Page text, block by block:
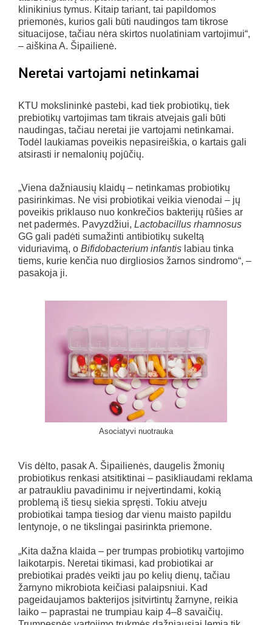
klinikinius tymus. Kitaip tariant, tai papildomos
priemonės, kurios gali būti naudingos tam tikrose
situacijose, tačiau nėra skirtos nuolatiniam vartojimui“,
– aiškina A. Šipailienė.
Neretai vartojami netinkamai
KTU mokslininkė pastebi, kad tiek probiotikų, tiek
prebiotikų vartojimas tam tikrais atvejais gali būti
naudingas, tačiau neretai jie vartojami netinkamai.
Todėl laukiamas poveikis nepasireiškia, o kartais gali
atsirasti ir nemalonių pojūčių.
„Viena dažniausių klaidų – netinkamas probiotikų
pasirinkimas. Ne visi probiotikai veikia vienodai – jų
poveikis priklauso nuo konkrečios bakterijų rūšies ar
net padermės. Pavyzdžiui, Lactobacillus rhamnosus
GG gali padėti sumažinti antibiotikų sukeltą
viduriavimą, o Bifidobacterium infantis labiau tinka
tiems, kurie kenčia nuo dirgliosios žarnos sindromo“, –
pasakoja ji.
Asociatyvi nuotrauka
Vis dėlto, pasak A. Šipailienės, daugelis žmonių
probiotikus renkasi atsitiktinai – pasikliaudami reklama
ar patraukliu pavadinimu ir neįvertindami, kokią
problemą iš tiesų siekia spręsti. Tokiu atveju
probiotikai tampa tiesiog dar vienu maisto papildu
lentynoje, o ne tikslingai pasirinkta priemone.
„Kita dažna klaida – per trumpas probiotikų vartojimo
laikotarpis. Neretai tikimasi, kad probiotikai ar
prebiotikai pradės veikti jau po kelių dienų, tačiau
žarnyno mikrobiota keičiasi palaipsniui. Kad
pageidaujamos bakterijos įsitvirtintų žarnyne, reikia
laiko – paprastai ne trumpiau kaip 4–8 savaičių.